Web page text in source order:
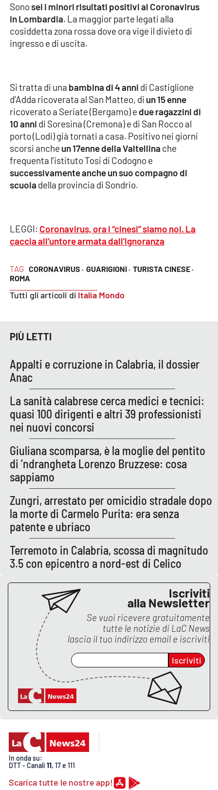
Vibo Valentia
Reggio Calabria
Lamezia Terme
PROGETTI
SPECIALI
Buona Sanità Calabria
Eventi
Food
Storie
LAC
NETWORK
Lactv.it
Laconair.it
Lacitymag.it
Lacapitalenews.it
Ilreggino.it
Cosenzachannel.it
Ilvibonese.it
Catanzarochannel.it
Apple
TAG CORONAVIRUS · GUARIGIONI · TURISTA CINESE ·
ROMA
Tutti gli articoli di Italia Mondo
Sonosei i minori risultati positivi al Coronavirus
inLombardia. La maggior parte legati alla
cosiddetta zona rossa dove ora vige il divieto di
ingresso e di uscita.
Si tratta di una bambina di 4 anni di Castiglione
d'Adda ricoverata al San Matteo, di un 15 enne
ricoverato a Seriate (Bergamo) e due ragazzini di
10 anni di Soresina (Cremona) e di San Rocco al
porto (Lodi) già tornati a casa. Positivo nei giorni
scorsi anche un 17enne della Valtellina che
frequenta l'istituto Tosi di Codogno e
successivamente anche un suo compagno di
scuola della provincia di Sondrio.
LEGGI: Coronavirus, ora i “cinesi” siamo noi. La
caccia all’untore armata dall’ignoranza
PIÙ LETTI
Appalti e corruzione in Calabria, il dossier
Anac
La sanità calabrese cerca medici e tecnici:
quasi 100 dirigenti e altri 39 professionisti
nei nuovi concorsi
Giuliana scomparsa, è la moglie del pentito
di ’ndrangheta Lorenzo Bruzzese: cosa
sappiamo
Zungri, arrestato per omicidio stradale dopo
la morte di Carmelo Purita: era senza
patente e ubriaco
Terremoto in Calabria, scossa di magnitudo
3.5 con epicentro a nord-est di Celico
Iscriviti
alla Newsletter
Se vuoi ricevere gratuitamente
tutte le notizie di LaC News
lascia il tuo indirizzo email e iscriviti
Iscriviti
In onda su:
DTT - Canali 11, 17 e 111
Scarica tutte le nostre app!